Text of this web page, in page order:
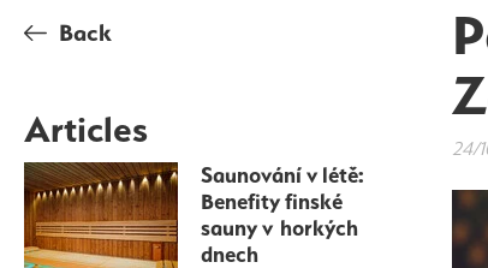
Back
Articles
Saunování v létě:
Benefity finské
sauny v horkých
dnech
24/